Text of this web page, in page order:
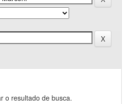
o resultado de busca.